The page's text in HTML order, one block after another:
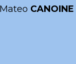
CANOINE